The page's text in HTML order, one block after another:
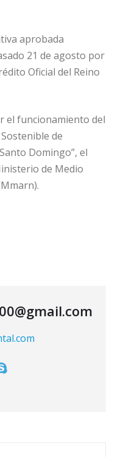
aprobada
21 de agosto por
Oficial del Reino
el funcionamiento del
de
Domingo”, el
de Medio